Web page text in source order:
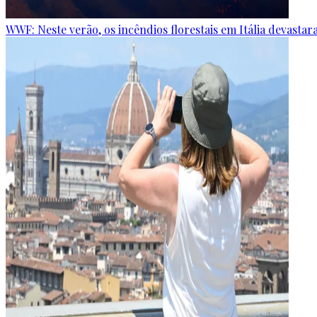
WWF: Neste verão, os incêndios florestais em Itália